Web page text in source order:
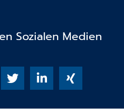
Sozialen Medien